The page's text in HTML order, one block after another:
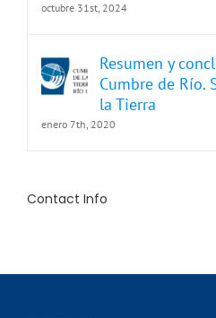
octubre 31st, 2024
Resumen y
Cumbre de Río.
la Tierra
enero 7th, 2020
Contact Info